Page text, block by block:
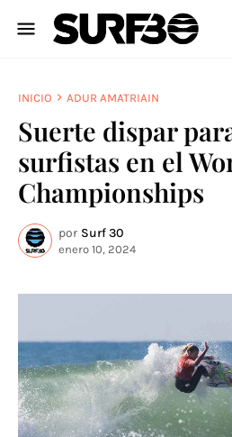
INICIO ADUR AMATRIAIN
Suerte dispar
surfistas en el
Championships
por Surf 30
enero 10, 2024